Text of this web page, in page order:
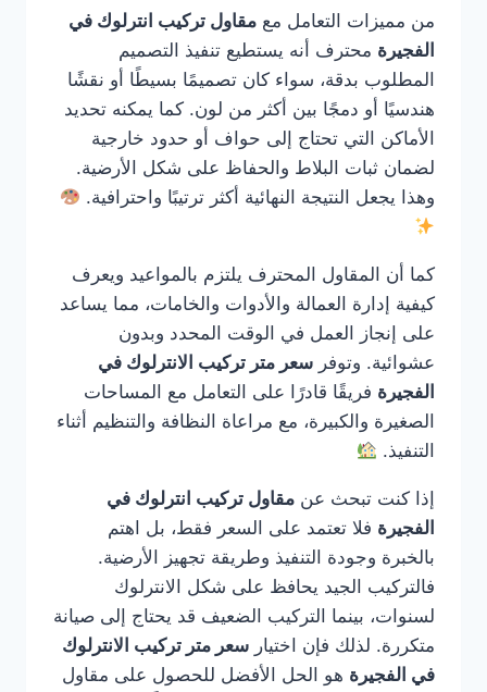
من مميزات التعامل مع مقاول تركيب انترلوك في
الفجيرة محترف أنه يستطيع تنفيذ التصميم
المطلوب بدقة، سواء كان تصميمًا بسيطًا أو نقشًا
هندسيًا أو دمجًا بين أكثر من لون. كما يمكنه تحديد
الأماكن التي تحتاج إلى حواف أو حدود خارجية
لضمان ثبات البلاط والحفاظ على شكل الأرضية.
وهذا يجعل النتيجة النهائية أكثر ترتيبًا واحترافية.
كما أن المقاول المحترف يلتزم بالمواعيد ويعرف
كيفية إدارة العمالة والأدوات والخامات، مما يساعد
على إنجاز العمل في الوقت المحدد وبدون
عشوائية. وتوفر سعر متر تركيب الانترلوك في
الفجيرة فريقًا قادرًا على التعامل مع المساحات
الصغيرة والكبيرة، مع مراعاة النظافة والتنظيم أثناء
التنفيذ.
إذا كنت تبحث عن مقاول تركيب انترلوك في
الفجيرة فلا تعتمد على السعر فقط، بل اهتم
بالخبرة وجودة التنفيذ وطريقة تجهيز الأرضية.
فالتركيب الجيد يحافظ على شكل الانترلوك
لسنوات، بينما التركيب الضعيف قد يحتاج إلى صيانة
متكررة. لذلك فإن اختيار سعر متر تركيب الانترلوك
في الفجيرة هو الحل الأفضل للحصول على مقاول